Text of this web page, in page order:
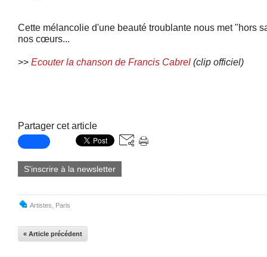
Cette mélancolie d'une beauté troublante nous met "hors
nos cœurs...
>> Ecouter la chanson de Francis Cabrel (clip officiel)
Partager cet article
S'inscrire à la newsletter
Artistes Paris
« Article précédent